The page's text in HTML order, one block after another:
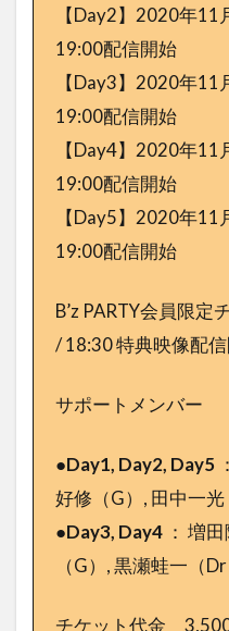
【Day2】2020年
19:00配信開始
【Day3】2020年
19:00配信開始
【Day4】2020年
19:00配信開始
【Day5】2020年
19:00配信開始
B’z PARTY会員限
/ 18:30 特典映像配
サポートメンバー
●Day1, Day2, Day5
好修（G）, 田中一光
●Day3, Day4 ： 増
（G）, 黒瀬蛙一（
チケット代金 3,500